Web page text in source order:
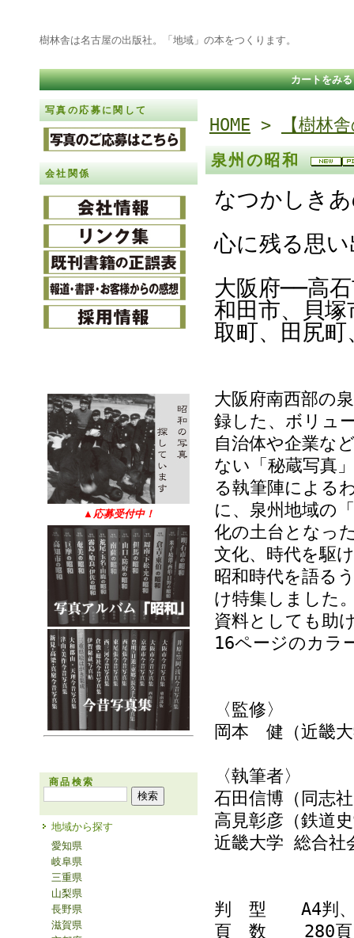
樹林舎は名古屋の出版社。「地域」の本をつくります。
カートをみる
写真の応募に関して
会社関係
▲ 応募受付中！
商品検索
地域から探す
愛知県
岐阜県
三重県
山梨県
長野県
滋賀県
HOME > 【樹林
泉州の昭和
なつかしき
心に残る思
大阪府──高
和田市、貝
取町、田尻町
大阪府南西部の
録した、ボリュ
自治体や企業な
ない「秘蔵写真
る執筆陣による
に、泉州地域の
化の土台となっ
文化、時代を駆
昭和時代を語る
け特集しました
資料としても助
16ページのカラ
〈監修〉
岡本 健（近畿
〈執筆者〉
石田信博（同志
高見彰彦（鉄道
近畿大学 総合社
判 型 A4判、
頁 数 280頁（